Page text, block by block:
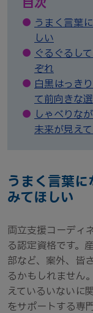
目次
● うまく言葉
しい
● ぐるぐるし
ぞれ
● 白黒はっき
て前向きな
● しゃべりな
未来が見え
うまく言葉
みてほしい
両立支援コーディ
る認定資格です。
部など、案外、皆
るかもしれません
えているいないに
をサポートする専